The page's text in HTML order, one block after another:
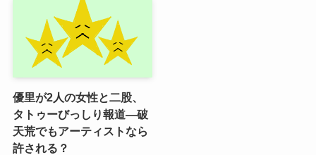
優里が2人の女性と二股、
タトゥーびっしり報道―破
天荒でもアーティストなら
許される？